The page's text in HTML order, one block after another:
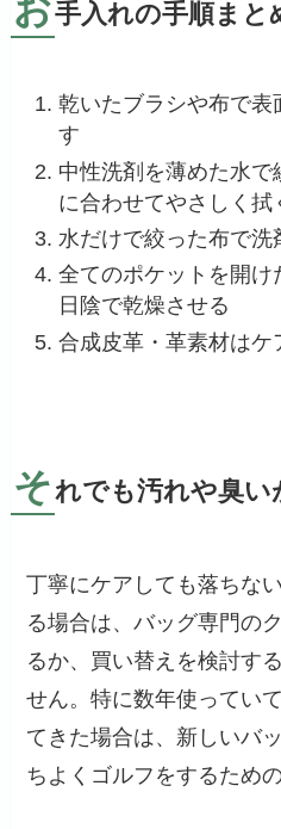
お手入れの手順まと
乾いたブラシや布で表
す
中性洗剤を薄めた水
に合わせてやさしく拭
水だけで絞った布で洗
全てのポケットを開
日陰で乾燥させる
合成皮革・革素材はケ
それでも汚れや臭い
丁寧にケアしても落ちな
る場合は、バッグ専門の
るか、買い替えを検討す
せん。特に数年使ってい
てきた場合は、新しいバ
ちよくゴルフをするため